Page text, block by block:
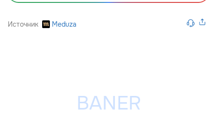
Источник Meduza